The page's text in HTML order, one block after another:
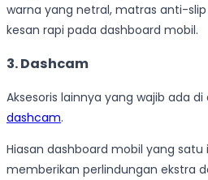
warna yang netral, matras anti-
kesan rapi pada dashboard mobil.
3. Dashcam
Aksesoris lainnya yang wajib ada
dashcam.
Hiasan dashboard mobil yang
memberikan perlindungan ekstra